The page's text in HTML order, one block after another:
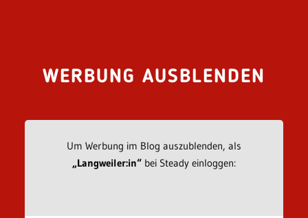
WERBUNG AUSBLENDEN
Um Werbung im Blog auszublenden, als
„Langweiler:in“bei Steady einloggen: